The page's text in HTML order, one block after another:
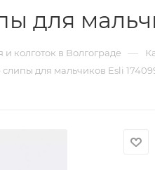
для
колготок в Волгограде —
для мальчиков Esli